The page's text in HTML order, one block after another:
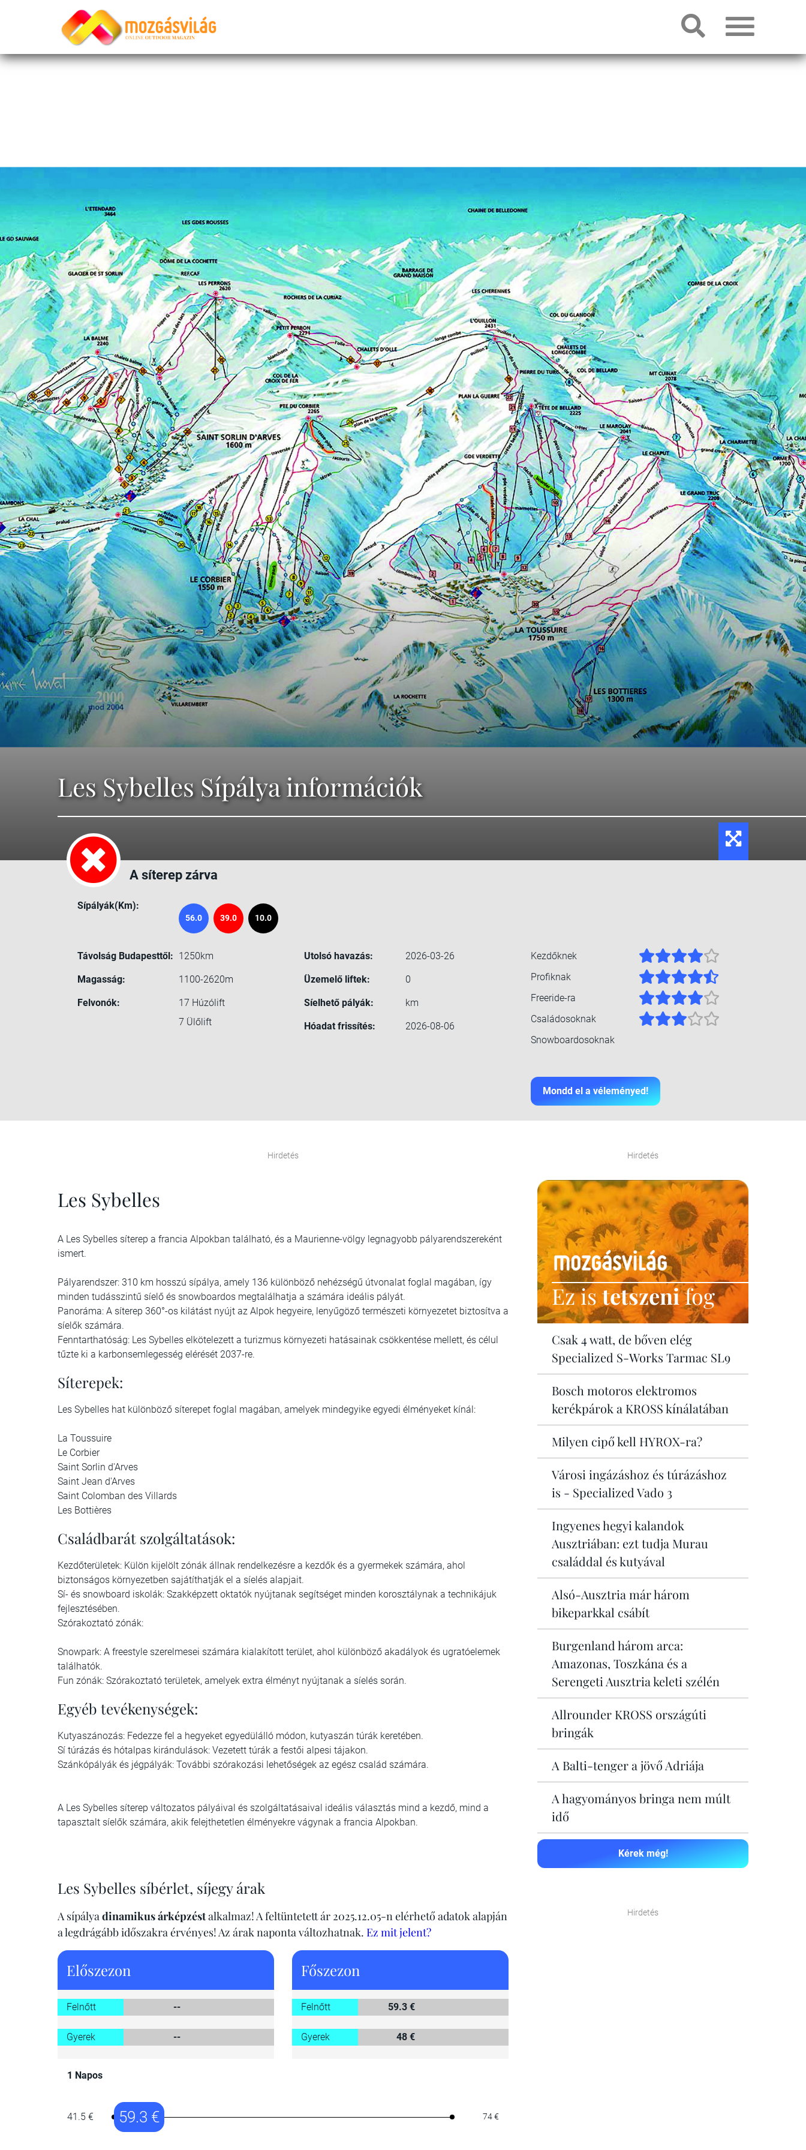
Les Sybelles Sípálya információk
A síterep zárva
Sípályák(Km):
56.0 39.0 10.0
Távolság Budapesttől: 1250km
Magasság: 1100-2620m
Felvonók: 17 Húzólift
7 Ülőlift
Utolsó havazás: 2026-03-26
Üzemelő liftek: 0
Síelhető pályák: km
Hóadat frissítés: 2026-08-06
Kezdőknek
Profiknak
Freeride-ra
Családosoknak
Snowboardosoknak
Mondd el a véleményed!
Hirdetés
Les Sybelles
A Les Sybelles síterep a francia Alpokban található, és a Maurienne-völgy legnagyobb pályarendszereként
ismert.
Pályarendszer: 310 km hosszú sípálya, amely 136 különböző nehézségű útvonalat foglal magában, így
minden tudásszintű síelő és snowboardos megtalálhatja a számára ideális pályát.
Panoráma: A síterep 360°-os kilátást nyújt az Alpok hegyeire, lenyűgöző természeti környezetet biztosítva a
síelők számára.
Fenntarthatóság: Les Sybelles elkötelezett a turizmus környezeti hatásainak csökkentése mellett, és célul
tűzte ki a karbonsemlegesség elérését 2037-re.
Síterepek:
Les Sybelles hat különböző síterepet foglal magában, amelyek mindegyike egyedi élményeket kínál:
La Toussuire
Le Corbier
Saint Sorlin d'Arves
Saint Jean d'Arves
Saint Colomban des Villards
Les Bottières
Családbarát szolgáltatások:
Kezdőterületek: Külön kijelölt zónák állnak rendelkezésre a kezdők és a gyermekek számára, ahol
biztonságos környezetben sajátíthatják el a síelés alapjait.
Sí- és snowboard iskolák: Szakképzett oktatók nyújtanak segítséget minden korosztálynak a technikájuk
fejlesztésében.
Szórakoztató zónák:
Snowpark: A freestyle szerelmesei számára kialakított terület, ahol különböző akadályok és ugratóelemek
találhatók.
Fun zónák: Szórakoztató területek, amelyek extra élményt nyújtanak a síelés során.
Egyéb tevékenységek:
Kutyaszánozás: Fedezze fel a hegyeket egyedülálló módon, kutyaszán túrák keretében.
Sí túrázás és hótalpas kirándulások: Vezetett túrák a festői alpesi tájakon.
Szánkópályák és jégpályák: További szórakozási lehetőségek az egész család számára.
A Les Sybelles síterep változatos pályáival és szolgáltatásaival ideális választás mind a kezdő, mind a
tapasztalt síelők számára, akik felejthetetlen élményekre vágynak a francia Alpokban.
Les Sybelles síbérlet, síjegy árak
A sípályadinamikus árképzéstalkalmaz! A feltüntetett ár 2025.12.05-n elérhető adatok alapján
a legdrágább időszakra érvényes! Az árak naponta változhatnak. Ez mit jelent?
Előszezon
Felnőtt --
Gyerek --
Főszezon
Felnőtt 59.3 €
Gyerek 48 €
1 Napos
41.5 € 59.3 € 74 €
Hirdetés
Ez istetszenifog
Csak 4 watt, de bőven elég
Specialized S-Works Tarmac SL9
Bosch motoros elektromos
kerékpárok a KROSS kínálatában
Milyen cipő kell HYROX-ra?
Városi ingázáshoz és túrázáshoz
is - Specialized Vado 3
Ingyenes hegyi kalandok
Ausztriában: ezt tudja Murau
családdal és kutyával
Alsó-Ausztria már három
bikeparkkal csábít
Burgenland három arca:
Amazonas, Toszkána és a
Serengeti Ausztria keleti szélén
Allrounder KROSS országúti
bringák
A Balti-tenger a jövő Adriája
A hagyományos bringa nem múlt
idő
Kérek még!
Hirdetés